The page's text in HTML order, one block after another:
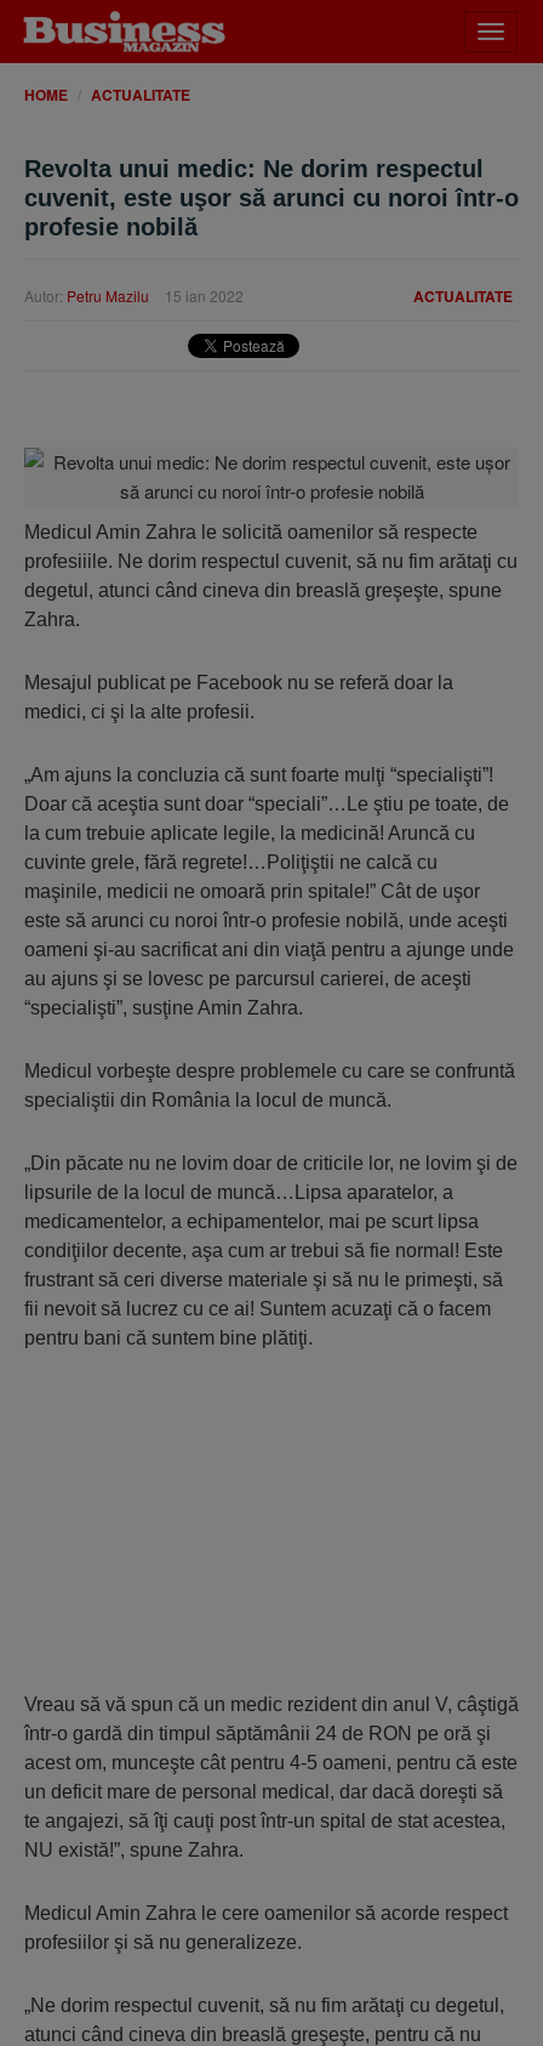
meniu
HOME ACTUALITATE
Revolta unui medic: Ne dorim respectul
cuvenit, este uşor să arunci cu noroi într-o
profesie nobilă
ACTUALITATE
Autor: Petru Mazilu 15 ian 2022
Medicul Amin Zahra le solicită oamenilor să respecte
profesiiile. Ne dorim respectul cuvenit, să nu fim arătaţi cu
degetul, atunci când cineva din breaslă greşeşte, spune
Zahra.
Mesajul publicat pe Facebook nu se referă doar la
medici, ci şi la alte profesii.
„Am ajuns la concluzia că sunt foarte mulţi “specialişti”!
Doar că aceştia sunt doar “speciali”…Le ştiu pe toate, de
la cum trebuie aplicate legile, la medicină! Aruncă cu
cuvinte grele, fără regrete!…Poliţiştii ne calcă cu
maşinile, medicii ne omoară prin spitale!” Cât de uşor
este să arunci cu noroi într-o profesie nobilă, unde aceşti
oameni şi-au sacrificat ani din viaţă pentru a ajunge unde
au ajuns şi se lovesc pe parcursul carierei, de aceşti
“specialişti”, susţine Amin Zahra.
Medicul vorbeşte despre problemele cu care se confruntă
specialiştii din România la locul de muncă.
„Din păcate nu ne lovim doar de criticile lor, ne lovim şi de
lipsurile de la locul de muncă…Lipsa aparatelor, a
medicamentelor, a echipamentelor, mai pe scurt lipsa
condiţiilor decente, aşa cum ar trebui să fie normal! Este
frustrant să ceri diverse materiale şi să nu le primeşti, să
fii nevoit să lucrez cu ce ai! Suntem acuzaţi că o facem
pentru bani că suntem bine plătiţi.
Vreau să vă spun că un medic rezident din anul V, câştigă
într-o gardă din timpul săptămânii 24 de RON pe oră şi
acest om, munceşte cât pentru 4-5 oameni, pentru că este
un deficit mare de personal medical, dar dacă doreşti să
te angajezi, să îţi cauţi post într-un spital de stat acestea,
NU există!”, spune Zahra.
Medicul Amin Zahra le cere oamenilor să acorde respect
profesiilor şi să nu generalizeze.
„Ne dorim respectul cuvenit, să nu fim arătaţi cu degetul,
atunci când cineva din breaslă greşeşte, pentru că nu